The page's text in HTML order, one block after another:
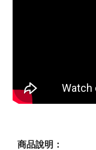
商品說明：